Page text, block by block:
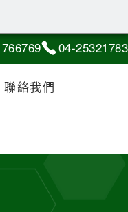
766769 04-25321783
聯絡我們